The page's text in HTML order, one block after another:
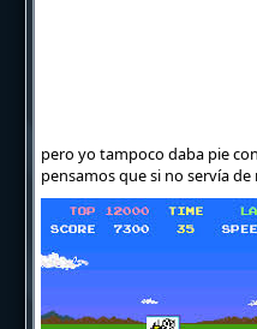
pero yo tampoco daba pie
pensamos que si no servía